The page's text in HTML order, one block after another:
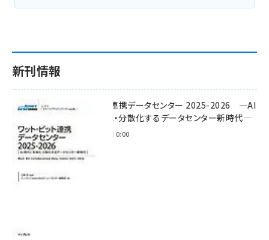
新刊情報
ワット・ビット連携データセンター 2025-2026 ―AI
時代に多様化・分散化するデータセンター新時代―
2025年11月28日 0:00